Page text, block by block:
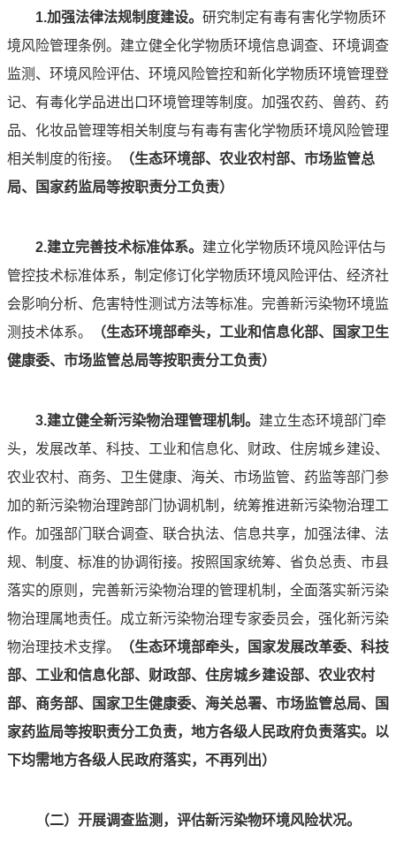
1.加强法律法规制度建设。 研究制定有毒有害化学物质环
境风险管理条例。建立健全化学物质环境信息调查、环境调查
监测、环境风险评估、环境风险管控和新化学物质环境管理登
记、有毒化学品进出口环境管理等制度。加强农药、兽药、药
品、化妆品管理等相关制度与有毒有害化学物质环境风险管理
相关制度的衔接。
（生态环境部、农业农村部、市场监管总
局、国家药监局等按职责分工负责）
2.建立完善技术标准体系。 建立化学物质环境风险评估与
管控技术标准体系，制定修订化学物质环境风险评估、经济社
会影响分析、危害特性测试方法等标准。完善新污染物环境监
测技术体系。
（生态环境部牵头，工业和信息化部、国家卫生
健康委、市场监管总局等按职责分工负责）
3.建立健全新污染物治理管理机制。 建立生态环境部门牵
头，发展改革、科技、工业和信息化、财政、住房城乡建设、
农业农村、商务、卫生健康、海关、市场监管、药监等部门参
加的新污染物治理跨部门协调机制，统筹推进新污染物治理工
作。加强部门联合调查、联合执法、信息共享，加强法律、法
规、制度、标准的协调衔接。按照国家统筹、省负总责、市县
落实的原则，完善新污染物治理的管理机制，全面落实新污染
物治理属地责任。成立新污染物治理专家委员会，强化新污染
物治理技术支撑。
（生态环境部牵头，国家发展改革委、科技
部、工业和信息化部、财政部、住房城乡建设部、农业农村
部、商务部、国家卫生健康委、海关总署、市场监管总局、国
家药监局等按职责分工负责，地方各级人民政府负责落实。以
下均需地方各级人民政府落实，不再列出）
（二）开展调查监测，评估新污染物环境风险状况。